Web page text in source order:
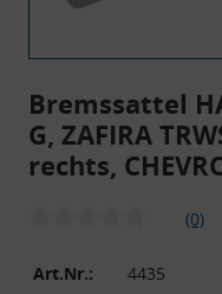
Bremssattel
G, ZAFIRA
rechts,
(0)
Art.Nr.:
4435